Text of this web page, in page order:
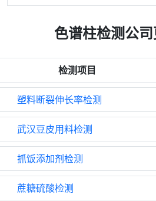
色谱柱检测公
检测项目
塑料断裂伸长率检测
武汉豆皮用料检测
抓饭添加剂检测
蔗糖硫酸检测